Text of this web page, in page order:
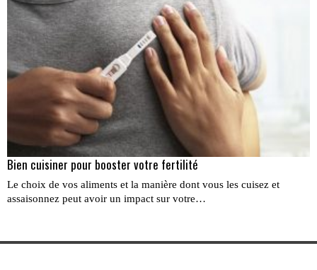
Bien cuisiner pour booster votre fertilité
Le choix de vos aliments et la manière dont vous les cuisez et
assaisonnez peut avoir un impact sur votre…